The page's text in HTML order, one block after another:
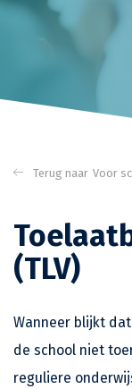
Voor
(TLV)
Wanneer blijkt
de school niet
reguliere